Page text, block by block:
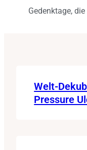
Gedenktage,
Welt-
Pressure